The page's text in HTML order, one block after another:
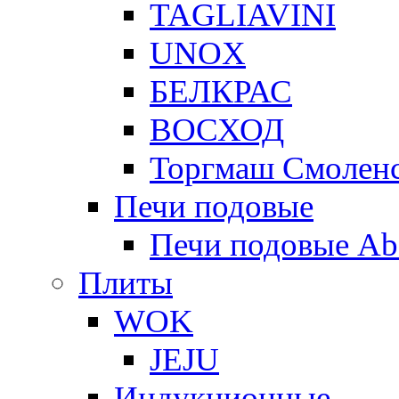
TAGLIAVINI
UNOX
БЕЛКРАС
ВОСХОД
Торгмаш
Печи подовые
Печи подовые
Плиты
WOK
JEJU